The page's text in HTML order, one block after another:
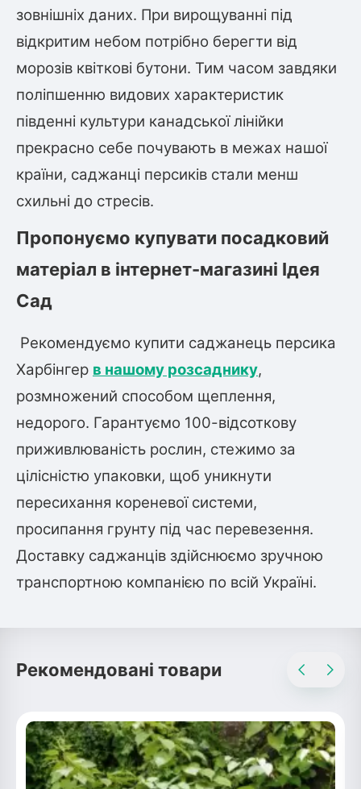
зовнішніх даних. При вирощуванні під
відкритим небом потрібно берегти від
морозів квіткові бутони. Тим часом завдяки
поліпшенню видових характеристик
південні культури канадської лінійки
прекрасно себе почувають в межах нашої
країни, саджанці персиків стали менш
схильні до стресів.
Пропонуємо купувати посадковий
матеріал в інтернет-магазині Ідея
Сад
Рекомендуємо купити саджанець персика
Харбінгер в нашому розсаднику,
розмножений способом щеплення,
недорого. Гарантуємо 100-відсоткову
приживлюваність рослин, стежимо за
цілісністю упаковки, щоб уникнути
пересихання кореневої системи,
просипання грунту під час перевезення.
Доставку саджанців здійснюємо зручною
транспортною компанією по всій Україні.
Рекомендовані товари